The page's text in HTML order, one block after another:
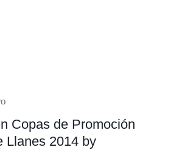
Copas de Promoción
Llanes 2014 by